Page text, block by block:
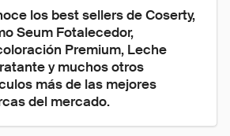
los best sellers de Coserty,
Seum Fotalecedor,
Premium, Leche
y muchos otros
más de las mejores
del mercado.